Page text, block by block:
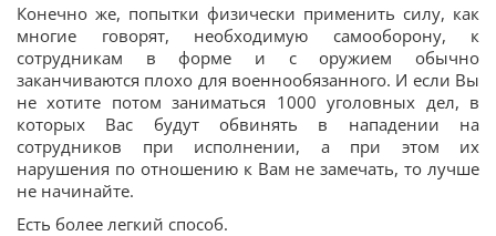
Конечно же, попытки физически применить силу, как
многие говорят, необходимую самооборону, к
сотрудникам в форме и с оружием обычно
заканчиваются плохо для военнообязанного. И если Вы
не хотите потом заниматься 1000 уголовных дел, в
которых Вас будут обвинять в нападении на
сотрудников при исполнении, а при этом их
нарушения по отношению к Вам не замечать, то лучше
не начинайте.
Есть более легкий способ.